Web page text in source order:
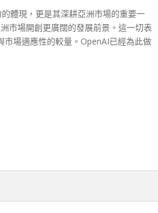
體現，更是其深耕亞洲市場的重要一
市場開創更廣闊的發展前景。這一切表
場適應性的較量。OpenAI已經為此做